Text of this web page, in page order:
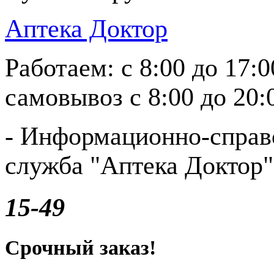
Аптека Доктор
Работаем: с 8:00 до
самовывоз с 8:00 до
- Информационно-
служба "Аптека
15-49
Срочный заказ!